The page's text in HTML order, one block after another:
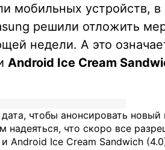
мобильных устройств,
решили отложить
недели. А это
Android Ice Cream
чтобы анонсировать новый
надеяться, что скоро все
Android Ice Cream Sandwich